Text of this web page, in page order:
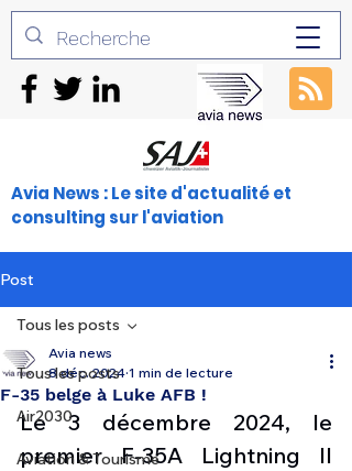
Avia News : Le site d'actualité et
consulting sur l'aviation
Post
Tous les posts
Air2030
Aviation & Tourisme
Tous les posts
F-35 belge à Luke AFB !
Avia news
8 déc. 2024 1 min de lecture
Le 3 décembre 2024, le
premier F-35A Lightning II